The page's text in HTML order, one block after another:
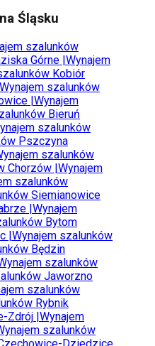
Śląsku
szalunków
Górne Wynajem
Kobiór
Wynajem szalunków
Wynajem
Bieruń
szalunków
Pszczyna
szalunków
Chorzów Wynajem
szalunków
Siemianowice
Wynajem
Bytom
Wynajem szalunków
Będzin
szalunków
Jaworzno
szalunków
Rybnik
Zdrój Wynajem
szalunków